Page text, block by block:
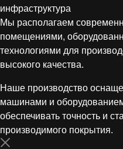
инфраструктура
Мы располагаем
помещениями,
технологиями для
высокого качества.
Наше производство
машинами и
обеспечивать точность и
производимого покрытия.